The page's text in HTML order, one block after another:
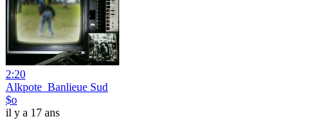
2:20
Alkpote_Banlieue Sud
$o
il y a 17 ans